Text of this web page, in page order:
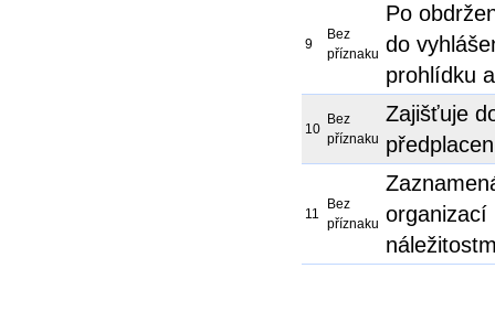
9
Bez
příznaku
Po
do
prohlídku
10
Bez
příznaku
Zajišťuje
11
Bez
příznaku organizací